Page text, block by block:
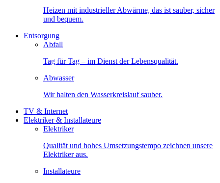
Heizen mit industrieller Abwärme, das ist sauber, sicher
und bequem.
Entsorgung
Abfall
Tag für Tag – im Dienst der Lebensqualität.
Abwasser
Wir halten den Wasserkreislauf sauber.
TV & Internet
Elektriker & Installateure
Elektriker
Qualität und hohes Umsetzungstempo zeichnen unsere
Elektriker aus.
Installateure